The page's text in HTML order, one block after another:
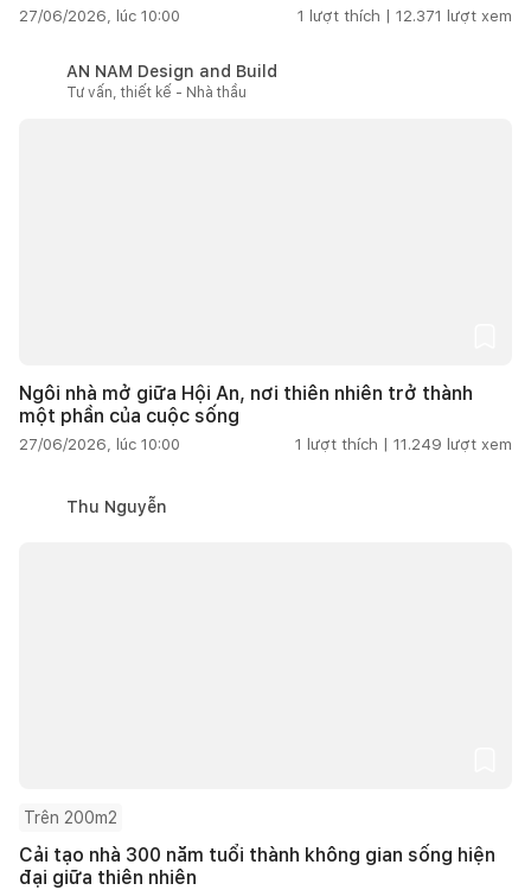
27/06/2026, lúc 10:00 1 lượt thích | 12.371 lượt xem
AN NAM Design and Build
Tư vấn, thiết kế - Nhà thầu
Ngôi nhà mở giữa Hội An, nơi thiên nhiên trở thành
một phần của cuộc sống
27/06/2026, lúc 10:00 1 lượt thích | 11.249 lượt xem
Thu Nguyễn
Trên 200m2
Cải tạo nhà 300 năm tuổi thành không gian sống hiện
đại giữa thiên nhiên